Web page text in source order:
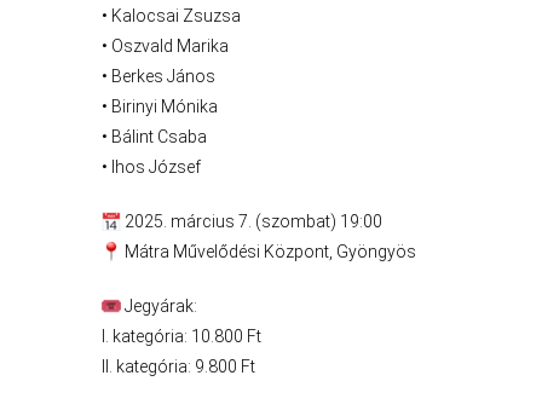
RENDELETEK
ÉPÜLŐ
• Kalocsai Zsuzsa
• Oszvald Marika
• Berkes János
• Birinyi Mónika
• Bálint Csaba
• Ihos József
2025. március 7. (szombat) 19:00
Mátra Művelődési Központ, Gyöngyös
Jegyárak:
I. kategória: 10.800 Ft
II. kategória: 9.800 Ft